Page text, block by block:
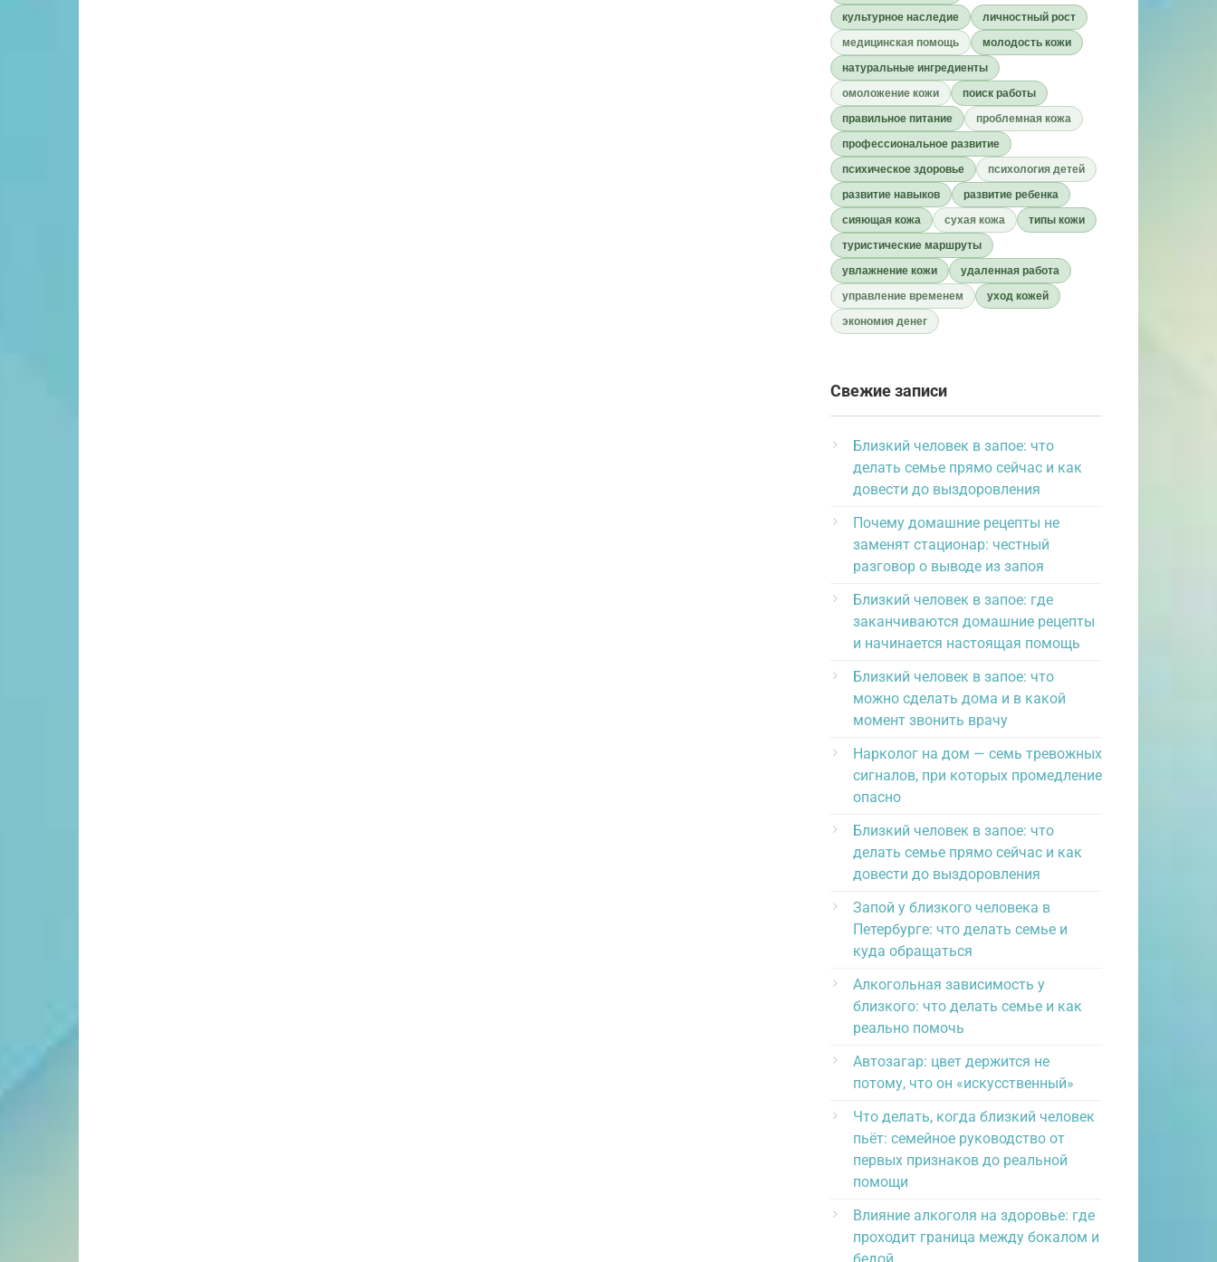
культурное наследие
личностный рост
медицинская помощь
молодость кожи
натуральные ингредиенты
омоложение кожи
поиск работы
правильное питание
проблемная кожа
профессиональное развитие
психическое здоровье
психология детей
развитие навыков
развитие ребенка
сияющая кожа
сухая кожа
типы кожи
туристические маршруты
увлажнение кожи
удаленная работа
управление временем
уход кожей
экономия денег
Свежие записи
Близкий человек в запое: что
делать семье прямо сейчас и как
довести до выздоровления
Почему домашние рецепты не
заменят стационар: честный
разговор о выводе из запоя
Близкий человек в запое: где
заканчиваются домашние рецепты
и начинается настоящая помощь
Близкий человек в запое: что
можно сделать дома и в какой
момент звонить врачу
Нарколог на дом — семь тревожных
сигналов, при которых промедление
опасно
Близкий человек в запое: что
делать семье прямо сейчас и как
довести до выздоровления
Запой у близкого человека в
Петербурге: что делать семье и
куда обращаться
Алкогольная зависимость у
близкого: что делать семье и как
реально помочь
Автозагар: цвет держится не
потому, что он «искусственный»
Что делать, когда близкий человек
пьёт: семейное руководство от
первых признаков до реальной
помощи
Влияние алкоголя на здоровье: где
проходит граница между бокалом и